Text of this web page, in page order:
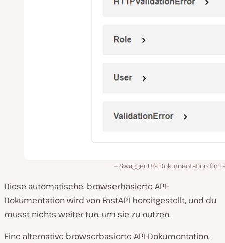
Swagger UI’s Dokumentation für
Diese automatische, browserbasierte API-
Dokumentation wird von FastAPI bereitgestellt, und du
musst nichts weiter tun, um sie zu nutzen.
Eine alternative browserbasierte API-Dokumentation,